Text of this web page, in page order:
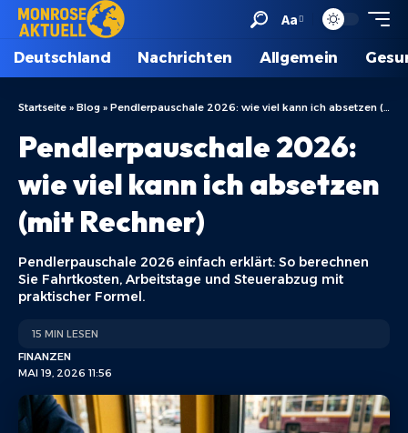
Aa
Deutschland Nachrichten Allgemein
Startseite » Blog » Pendlerpauschale 2026: wie viel kann ich absetzen (mit Rechner)
Pendlerpauschale 2026:
wie viel kann ich absetzen
(mit Rechner)
Pendlerpauschale 2026 einfach erklärt: So berechnen
Sie Fahrtkosten, Arbeitstage und Steuerabzug mit
praktischer Formel.
MAI 19, 2026 11:56
FINANZEN
15 MIN LESEN